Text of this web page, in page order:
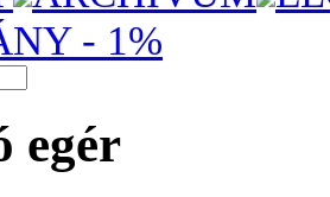
- 1%
egér